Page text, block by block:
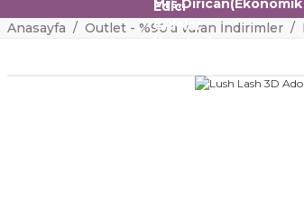
Anasayfa Outlet - %90'a varan İndirimler